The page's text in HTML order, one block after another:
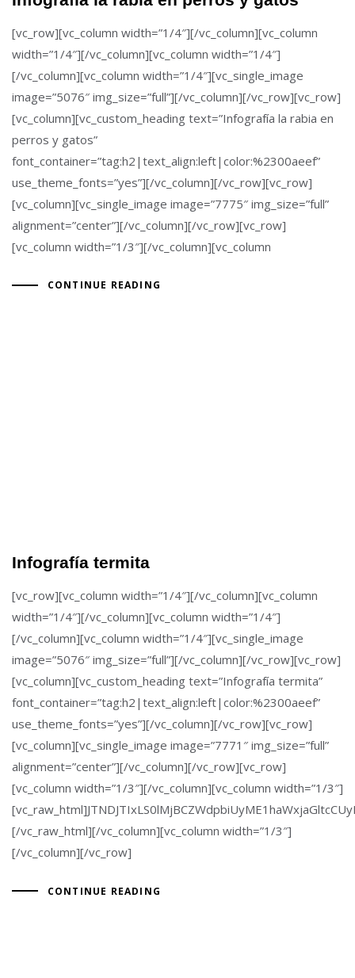
[vc_row][vc_column width=”1/4″][/vc_column][vc_column
width=”1/4″][/vc_column][vc_column width=”1/4″]
[/vc_column][vc_column width=”1/4″][vc_single_image
image=”5076″ img_size=”full”][/vc_column][/vc_row][vc_row]
[vc_column][vc_custom_heading text=”Infografía la rabia en
perros y gatos”
font_container=”tag:h2|text_align:left|color:%2300aeef”
use_theme_fonts=”yes”][/vc_column][/vc_row][vc_row]
[vc_column][vc_single_image image=”7775″ img_size=”full”
alignment=”center”][/vc_column][/vc_row][vc_row]
[vc_column width=”1/3″][/vc_column][vc_column
CONTINUE READING
Infografía termita
[vc_row][vc_column width=”1/4″][/vc_column][vc_column
width=”1/4″][/vc_column][vc_column width=”1/4″]
[/vc_column][vc_column width=”1/4″][vc_single_image
image=”5076″ img_size=”full”][/vc_column][/vc_row][vc_row]
[vc_column][vc_custom_heading text=”Infografía termita”
font_container=”tag:h2|text_align:left|color:%2300aeef”
use_theme_fonts=”yes”][/vc_column][/vc_row][vc_row]
[vc_column][vc_single_image image=”7771″ img_size=”full”
alignment=”center”][/vc_column][/vc_row][vc_row]
[vc_column width=”1/3″][/vc_column][vc_column width=”1/3″]
[/vc_raw_html][/vc_column][vc_column width=”1/3″]
[/vc_column][/vc_row]
CONTINUE READING